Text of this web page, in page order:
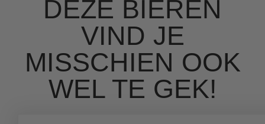
DEZE BIEREN
VIND JE
MISSCHIEN OOK
WEL TE GEK!